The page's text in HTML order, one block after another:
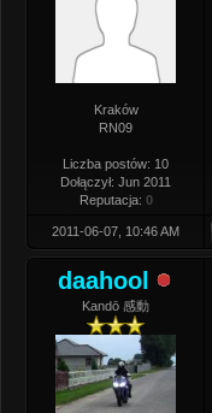
Kraków
RN09
Liczba postów: 10
Dołączył: Jun 2011
Reputacja: 0
2011-06-07, 10:46 AM
daahool
Kandō 感動